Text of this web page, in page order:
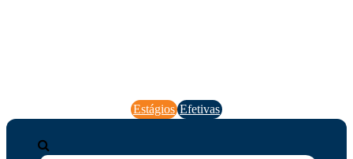
Estágios Efetivas